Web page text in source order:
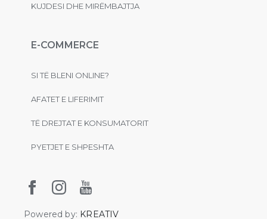
KUJDESI DHE MIRËMBAJTJA
E-COMMERCE
SI TË BLENI ONLINE?
AFATET E LIFERIMIT
TË DREJTAT E KONSUMATORIT
PYETJET E SHPESHTA
Powered by: KREATIV